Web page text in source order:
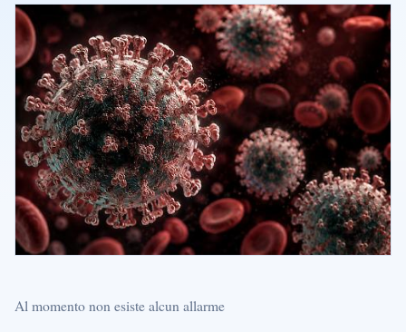
Al momento non esiste alcun allarme